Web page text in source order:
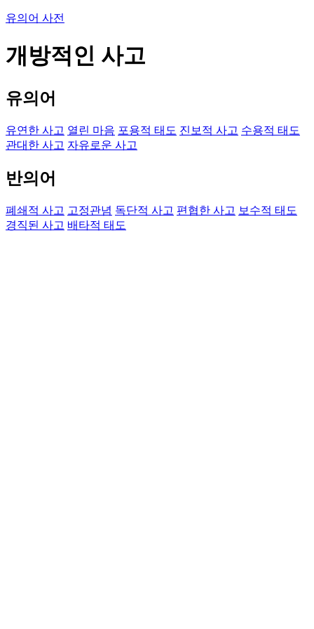
유의어 사전
개방적인 사고
유의어
유연한 사고 열린 마음 포용적 태도 진보적 사고 수용적 태도
관대한 사고 자유로운 사고
반의어
폐쇄적 사고 고정관념 독단적 사고 편협한 사고 보수적 태도
경직된 사고 배타적 태도